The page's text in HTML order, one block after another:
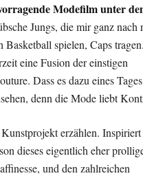
Modefilm unter
Jungs, die mir ganz nach
spielen, Caps
eine Fusion der einstigen
Dass es dazu eines
denn die Mode liebt
erzählen.
dieses eigentlich eher
und den zahlreichen